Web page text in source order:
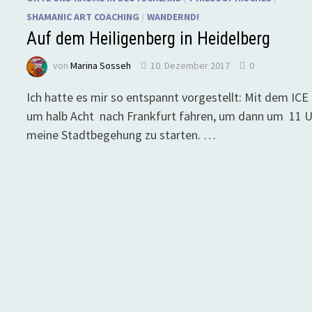
SHAMANIC ART COACHING /WANDERND!
Auf dem Heiligenberg in Heidelberg
vonMarina Sosseh 10. Dezember 2017 0
Ich hatte es mir so entspannt vorgestellt: Mit dem ICE
um halb Acht nach Frankfurt fahren, um dann um 11
meine Stadtbegehung zu starten. …